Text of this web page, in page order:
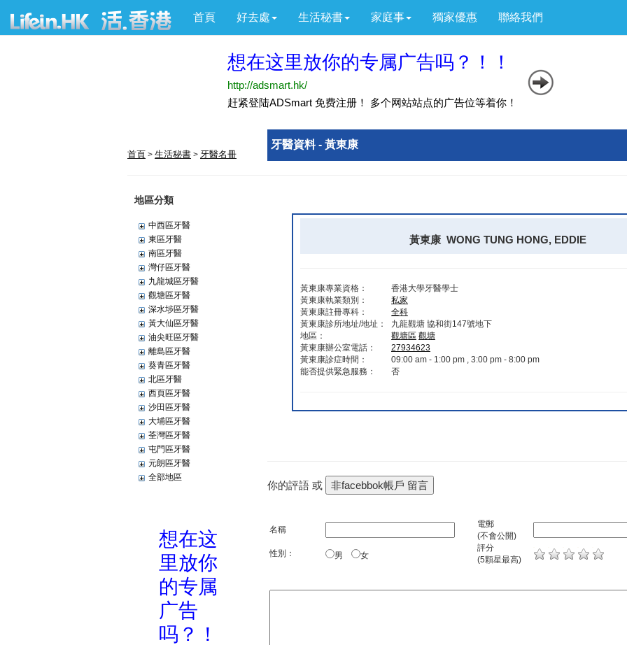
首頁 好去處 生活秘書 家庭事 獨家優惠 聯絡我們
首頁 > 生活秘書 > 牙醫名冊
地區分類
中西區牙醫
東區牙醫
南區牙醫
灣仔區牙醫
九龍城區牙醫
觀塘區牙醫
深水埗區牙醫
黃大仙區牙醫
油尖旺區牙醫
離島區牙醫
葵青區牙醫
北區牙醫
西頁區牙醫
沙田區牙醫
大埔區牙醫
荃灣區牙醫
屯門區牙醫
元朗區牙醫
全部地區
牙醫資料 - 黃東康
黃東康 WONG TUNG HONG, EDDIE
黃東康專業資格：
香港大學牙醫學士
黃東康執業類別：
私家
黃東康註冊專科：
全科
黃東康診所地址/地址：
九龍觀塘 協和街147號地下
地區：
觀塘區 觀塘
黃東康辦公室電話：
27934623
黃東康診症時間：
09:00 am - 1:00 pm , 3:00 pm - 8:00 pm
能否提供緊急服務：
否
你的評語 或
名稱
電郵
(不會公開)
性別：
男 女
評分
(5顆星最高)